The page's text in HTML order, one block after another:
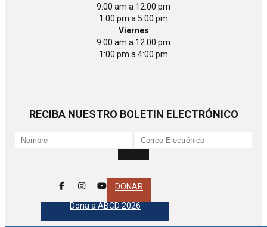
9:00 am a 12:00 pm
1:00 pm a 5:00 pm
Viernes
9:00 am a 12:00 pm
1:00 pm a 4:00 pm
RECIBA NUESTRO BOLETIN ELECTRÓNICO
DONAR
Dona a ABCD 2026